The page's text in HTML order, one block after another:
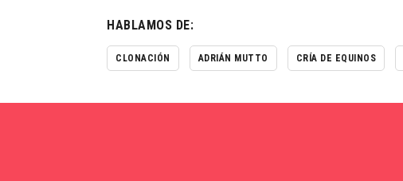
HABLAMOS DE:
CLONACIÓN ADRIÁN MUTTO CRÍA DE EQUINOS